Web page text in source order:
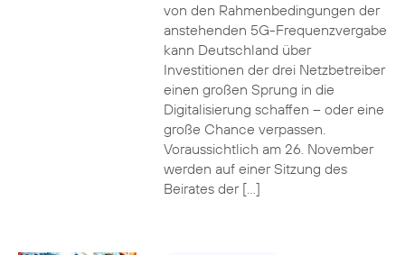
von den Rahmenbedingungen der
anstehenden 5G-Frequenzvergabe
kann Deutschland über
Investitionen der drei Netzbetreiber
einen großen Sprung in die
Digitalisierung schaffen – oder eine
große Chance verpassen.
Voraussichtlich am 26. November
werden auf einer Sitzung des
Beirates der […]